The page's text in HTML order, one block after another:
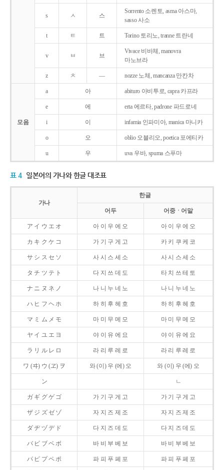
s ㅅ 스
Sorrento 소렌토, asma 아스마,
sasso 사소
t ㅌ 트 Torino 토리노, tranne 트란네
v ㅂ 브
Vivace 비바체, manovra
마노브라
z ㅊ ― nozze 노체, mancanza 만칸차
모음
a 아 abituro 아비투로, capra 카프라
e 에 erta 에르타, padrone 파드로네
i 이 infamia 인파미아, manica 마니카
o 오 oblio 오블리오, poetica 포에티카
u 우 uva 우바, spuma 스푸마
표 4 일본어의 가나와 한글 대조표
가나
한글
어두 어중ㆍ어말
ア イ ウ エ オ 아 이 우 에 오 아 이 우 에 오
カ キ ク ケ コ 가 기 구 게 고 카 키 쿠 케 코
サ シ ス セ ソ 사 시 스 세 소 사 시 스 세 소
タ チ ツ テ ト 다 지 쓰 데 도 타 치 쓰 테 토
ナ ニ ヌ ネ ノ 나 니 누 네 노 나 니 누 네 노
ハ ヒ フ ヘ ホ 하 히 후 헤 호 하 히 후 헤 호
マ ミ ム メ モ 마 미 무 메 모 마 미 무 메 모
ヤ イ ユ エ ヨ 야 이 유 에 요 야 이 유 에 요
ラ リ ル レ ロ 라 리 루 레 로 라 리 루 레 로
ワ (ヰ) ウ (ヱ) ヲ 와 (이) 우 (에) 오 와 (이) 우 (에) 오
ン ㄴ
ガ ギ グ ゲ ゴ 가 기 구 게 고 가 기 구 게 고
ザ ジ ズ ゼ ゾ 자 지 즈 제 조 자 지 즈 제 조
ダ ヂ ヅ デ ド 다 지 즈 데 도 다 지 즈 데 도
バ ビ ブ ベ ボ 바 비 부 베 보 바 비 부 베 보
パ ピ プ ペ ポ 파 피 푸 페 포 파 피 푸 페 포